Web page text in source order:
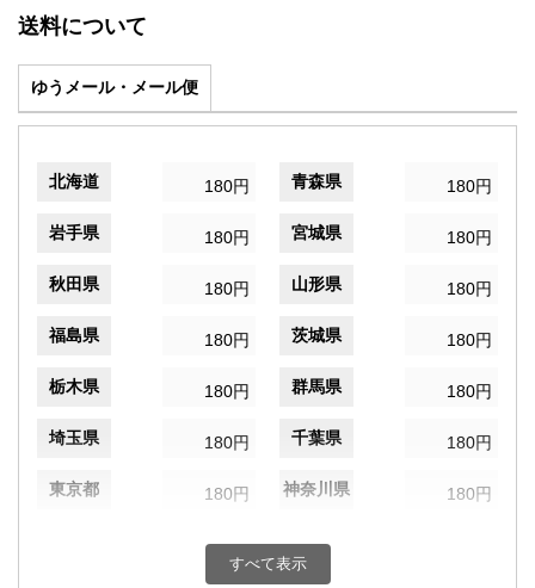
送料について
ゆうメール・メール便
北海道 180円 青森県 180円
岩手県 180円 宮城県 180円
秋田県 180円 山形県 180円
福島県 180円 茨城県 180円
栃木県 180円 群馬県 180円
埼玉県 180円 千葉県 180円
東京都 180円 神奈川県 180円
180円 富山県
すべて表示